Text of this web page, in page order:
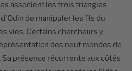
associent les trois triangles
de manipuler les fils du
vies. Certains chercheurs y
des neuf mondes de
Sa présence récurrente aux côtés